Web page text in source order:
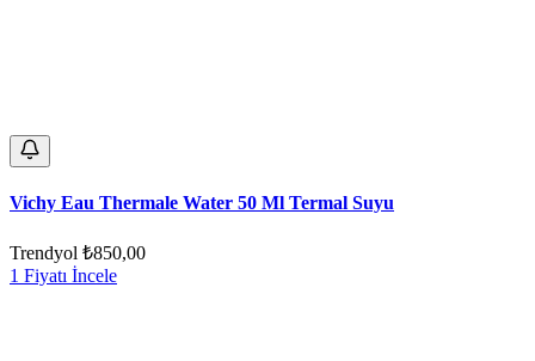
Vichy Eau Thermale Water 50 Ml Termal Suyu
Trendyol ₺850,00
1 Fiyatı İncele